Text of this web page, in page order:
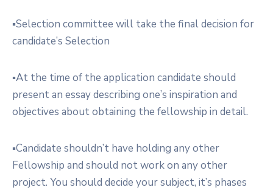
▪︎Selection committee will take the final decision for
candidate’s Selection
▪︎At the time of the application candidate should
present an essay describing one’s inspiration and
objectives about obtaining the fellowship in detail.
▪︎Candidate shouldn’t have holding any other
Fellowship and should not work on any other
project. You should decide your subject, it’s phases